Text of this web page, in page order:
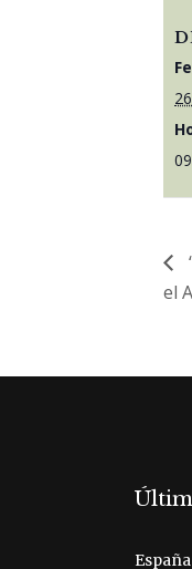
el